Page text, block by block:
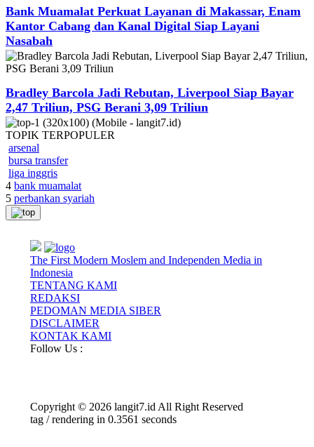
Bank Muamalat Perkuat Layanan di Makassar, Enam
Kantor Cabang dan Kanal Digital Siap Layani
Nasabah
Bradley Barcola Jadi Rebutan, Liverpool Siap Bayar
2,47 Triliun, PSG Berani 3,09 Triliun
TOPIK TERPOPULER
arsenal
bursa transfer
liga inggris
4 bank muamalat
5 perbankan syariah
The First Modern Moslem and Independen Media in
Indonesia
TENTANG KAMI
REDAKSI
PEDOMAN MEDIA SIBER
DISCLAIMER
KONTAK KAMI
Follow Us :
Copyright © 2026 langit7.id All Right Reserved
tag / rendering in 0.3561 seconds